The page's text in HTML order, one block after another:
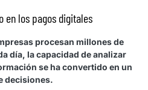
en los pagos digitales
procesan millones de
día, la capacidad de analizar
se ha convertido en un
decisiones.